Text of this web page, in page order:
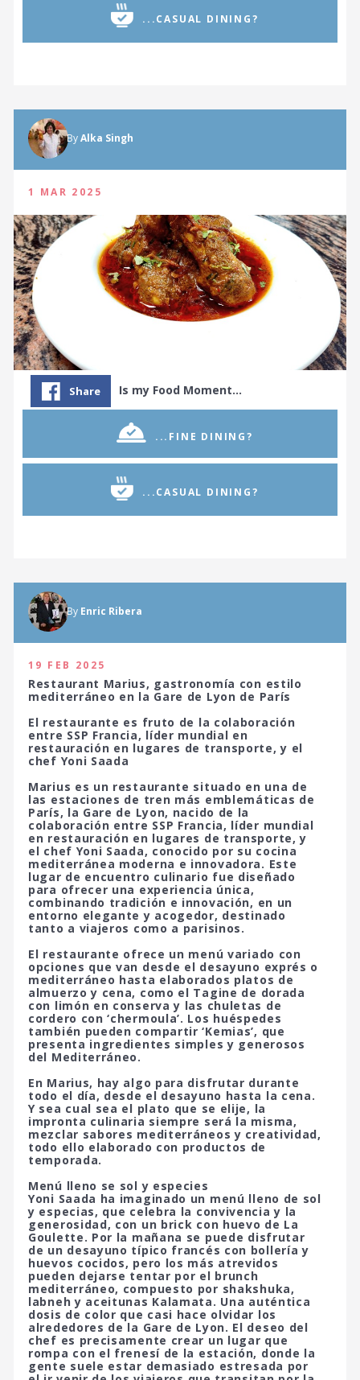
...CASUAL DINING?
ByAlka Singh
1 MAR 2025
Share Is my Food Moment…
...FINE DINING?
...CASUAL DINING?
By Enric Ribera
19 FEB 2025
Restaurant Marius, gastronomía con estilo
mediterráneo en la Gare de Lyon de París
El restaurante es fruto de la colaboración
entre SSP Francia, líder mundial en
restauración en lugares de transporte, y el
chef Yoni Saada
Marius es un restaurante situado en una de
las estaciones de tren más emblemáticas de
París, la Gare de Lyon, nacido de la
colaboración entre SSP Francia, líder mundial
en restauración en lugares de transporte, y
el chef Yoni Saada, conocido por su cocina
mediterránea moderna e innovadora. Este
lugar de encuentro culinario fue diseñado
para ofrecer una experiencia única,
combinando tradición e innovación, en un
entorno elegante y acogedor, destinado
tanto a viajeros como a parisinos.
El restaurante ofrece un menú variado con
opciones que van desde el desayuno exprés o
mediterráneo hasta elaborados platos de
almuerzo y cena, como el Tagine de dorada
con limón en conserva y las chuletas de
cordero con ‘chermoula’. Los huéspedes
también pueden compartir ‘Kemias’, que
presenta ingredientes simples y generosos
del Mediterráneo.
En Marius, hay algo para disfrutar durante
todo el día, desde el desayuno hasta la cena.
Y sea cual sea el plato que se elije, la
impronta culinaria siempre será la misma,
mezclar sabores mediterráneos y creatividad,
todo ello elaborado con productos de
temporada.
Menú lleno se sol y especies
Yoni Saada ha imaginado un menú lleno de sol
y especias, que celebra la convivencia y la
generosidad, con un brick con huevo de La
Goulette. Por la mañana se puede disfrutar
de un desayuno típico francés con bollería y
huevos cocidos, pero los más atrevidos
pueden dejarse tentar por el brunch
mediterráneo, compuesto por shakshuka,
labneh y aceitunas Kalamata. Una auténtica
dosis de color que casi hace olvidar los
alrededores de la Gare de Lyon. El deseo del
chef es precisamente crear un lugar que
rompa con el frenesí de la estación, donde la
gente suele estar demasiado estresada por